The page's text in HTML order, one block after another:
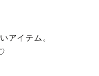
アイテム。